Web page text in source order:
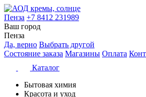
Пенза +7 8412 231989
Ваш город
Пенза
Да, верно Выбрать другой
Состояние заказа Магазины Оплата
Каталог
Бытовая химия
Красота и уход